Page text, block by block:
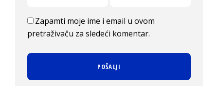
Zapamti moje ime i email u ovom
pretraživaču za sledeći komentar.